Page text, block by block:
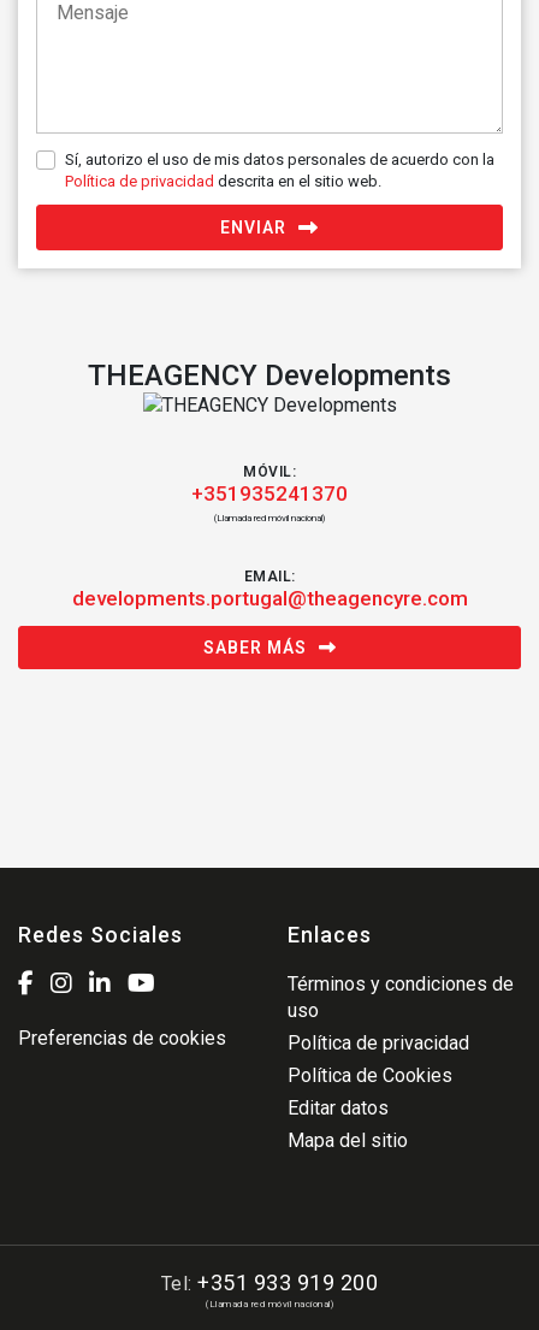
Sí, autorizo el uso de mis datos personales de acuerdo con la
Política de privacidad descrita en el sitio web.
ENVIAR
THEAGENCY Developments
MÓVIL:
+351935241370
(Llamada red móvil nacional)
EMAIL:
developments.portugal@theagencyre.com
SABER MÁS
Redes Sociales
Preferencias de cookies
Enlaces
Términos y condiciones de
uso
Política de privacidad
Política de Cookies
Editar datos
Mapa del sitio
Tel:+351 933 919 200
(Llamada red móvil nacional)